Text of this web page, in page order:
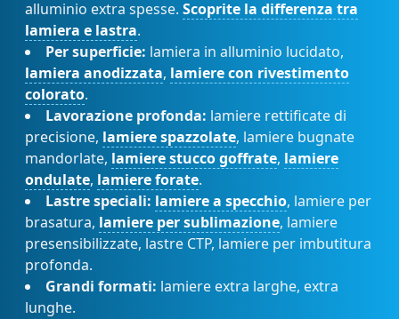
alluminio extra spesse. Scoprite la differenza tra
lamiera e lastra.
Per superficie: lamiera in alluminio lucidato,
lamiera anodizzata, lamiere con rivestimento
colorato.
Lavorazione profonda: lamiere rettificate di
precisione, lamiere spazzolate, lamiere bugnate
mandorlate, lamiere stucco goffrate, lamiere
ondulate, lamiere forate.
Lastre speciali: lamiere a specchio, lamiere per
brasatura, lamiere per sublimazione, lamiere
presensibilizzate, lastre CTP, lamiere per imbutitura
profonda.
Grandi formati: lamiere extra larghe, extra
lunghe.